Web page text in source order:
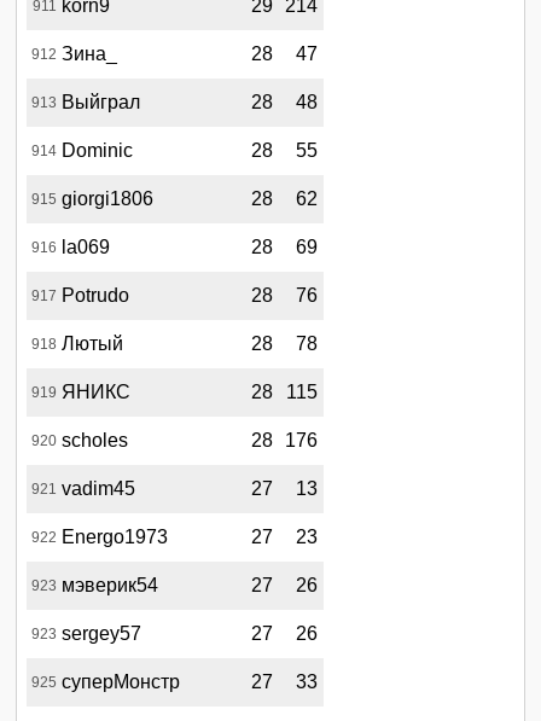
911 korn9 29 214
912 Зина_ 28 47
913 Выйграл 28 48
914 Dominic 28 55
915 giorgi1806 28 62
916 la069 28 69
917 Potrudo 28 76
918 Лютый 28 78
919 ЯНИКС 28 115
920 scholes 28 176
921 vadim45 27 13
922 Energo1973 27 23
923 мэверик54 27 26
923 sergey57 27 26
925 суперМонстр 27 33